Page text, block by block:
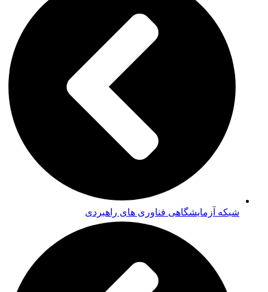
شبکه آزمایشگاهی فناوری های راهبردی